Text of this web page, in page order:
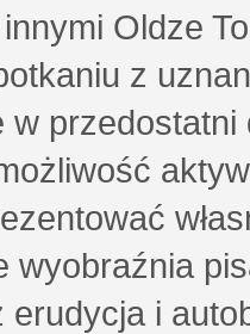
Oldze
z
w
wyobraźnia
i